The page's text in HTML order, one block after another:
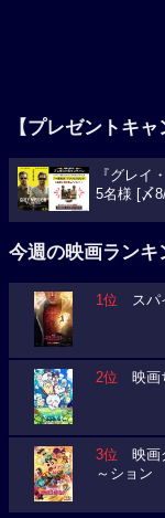
【プレゼントキャ
『グレイ
5名様 [〆
今週の映画ランキ
1位 スパ
2位 映画
3位 映画
～ション